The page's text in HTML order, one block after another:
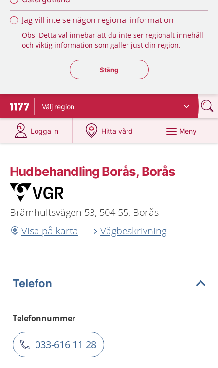
Jag vill inte se någon regional information
Obs! Detta val innebär att du inte ser regionalt innehåll
och viktig information som gäller just din region.
Stäng regionsväljaren
Stäng
Till startsidan för 1177
Välj region
Logga in
på 1177.se
Hitta vård
på 1177.se
Meny
Hudbehandling Borås, Borås
Brämhultsvägen 53, 504 55, Borås
Visa på karta
Vägbeskrivning
Telefon
Telefonnummer
033-616 11 28